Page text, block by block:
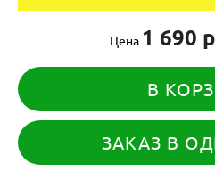
Цена 1 690
В
ЗАКАЗ В